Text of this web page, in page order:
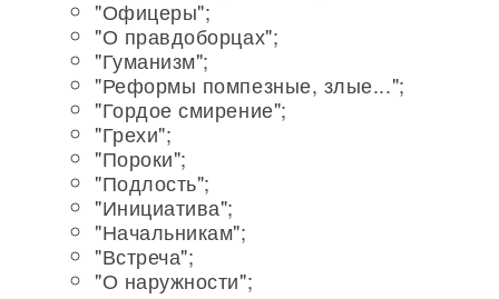
"Офицеры";
"О правдоборцах";
"Гуманизм";
"Реформы помпезные, злые...";
"Гордое смирение";
"Грехи";
"Пороки";
"Подлость";
"Инициатива";
"Начальникам";
"Встреча";
"О наружности";